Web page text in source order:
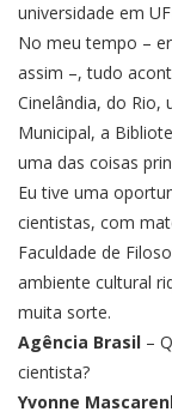
universidade em
No meu tempo –
assim –, tudo
Cinelândia, do
Municipal, a
uma das coisas
Eu tive uma
cientistas, com
Faculdade de
ambiente cultural
muita sorte.
Agência Brasil –
cientista?
Yvonne